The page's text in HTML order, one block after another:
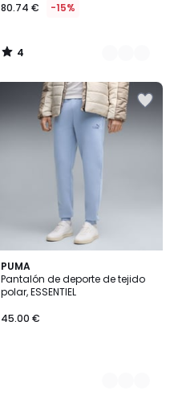
80.74 € -15%
4
/
PUMA
Pantalón de deporte de tejido
polar, ESSENTIEL
45.00 €
3
Colores